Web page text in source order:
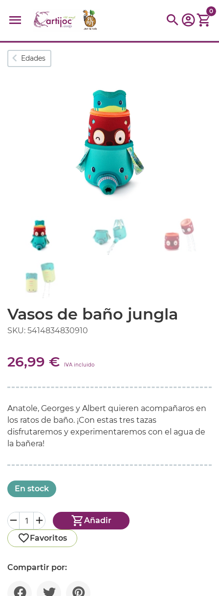
Búsquedas populares
kidynight Puzzle
0
Edades
Vasos de baño jungla
SKU: 5414834830910
26,99 € IVA incluido
Anatole, Georges y Albert quieren acompañaros en
los ratos de baño. ¡Con estas tres tazas
disfrutaremos y experimentaremos con el agua de
la bañera!
En stock
Añadir
Favoritos
Compartir por: